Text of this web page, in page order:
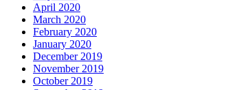
April 2020
March 2020
February 2020
January 2020
December 2019
November 2019
October 2019